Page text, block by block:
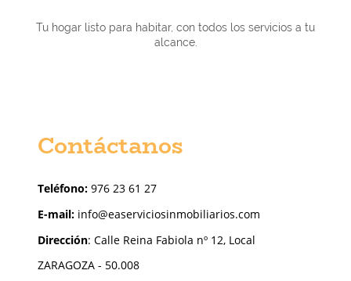
Tu hogar listo para habitar, con todos los servicios a tu
alcance.
Contáctanos
Teléfono: 976 23 61 27
E-mail: info@easerviciosinmobiliarios.com
Dirección: Calle Reina Fabiola nº 12, Local
ZARAGOZA - 50.008